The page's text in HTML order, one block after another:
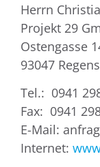
Herrn
Projekt 29
Ostengasse
93047
Tel.: 0941
Fax: 0941
E-Mail:
Internet: